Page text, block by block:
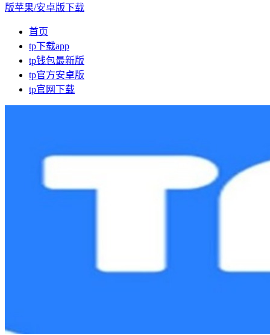
首页
tp下载app
tp钱包最新版
tp官方安卓版
tp官网下载